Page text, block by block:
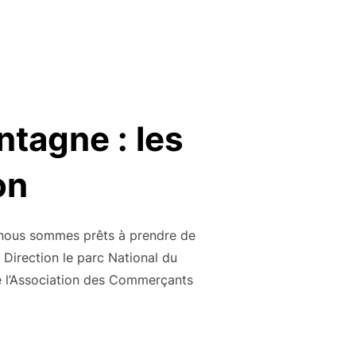
: les
sommes prêts à prendre de
Direction le parc National du
des Commerçants
DE MONTAGNE : LES CHEFS AU SOMMET D’AURON »